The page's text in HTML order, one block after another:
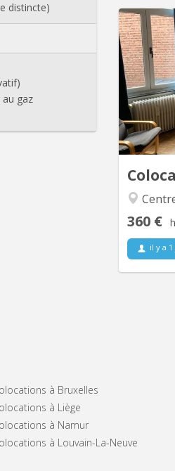
distincte)
au gaz
360 €
il y a
la gare,
situé
à Bruxelles
à Liège
à Namur
à Louvain-La-Neuve